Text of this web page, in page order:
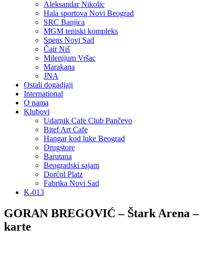
Aleksandar Nikolic
Hala sportova Novi Beograd
SRC Banjica
MGM teniski kompleks
Spens Novi Sad
Čair Niš
Milenijum Vršac
Marakana
JNA
Ostali dogadjaji
International
O nama
Klubovi
Udarnik Cafe Club Pančevo
Bitef Art Cafe
Hangar kod luke Beograd
Drugstore
Barutana
Beogradski sajam
Dorćol Platz
Fabrika Novi Sad
K-013
GORAN BREGOVIĆ – Štark Arena –
karte